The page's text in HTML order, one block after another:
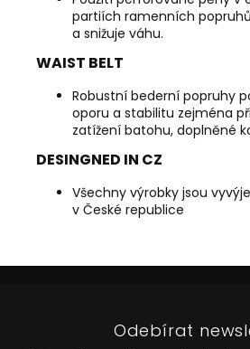
partiích ramenních
a snižuje váhu.
WAIST BELT
Robustní bederní popruhy
oporu a stabilitu zejména
zatížení batohu, doplněné
DESINGNED IN CZ
Všechny výrobky jsou
v České republice
Odebírat